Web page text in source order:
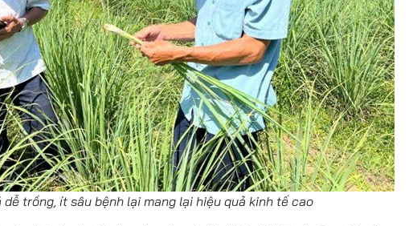
dễ trồng, ít sâu bệnh lại mang lại hiệu quả kinh tế cao